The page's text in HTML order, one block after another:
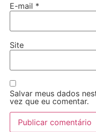
E-mail *
Site
Salvar meus dados
vez que eu comentar.